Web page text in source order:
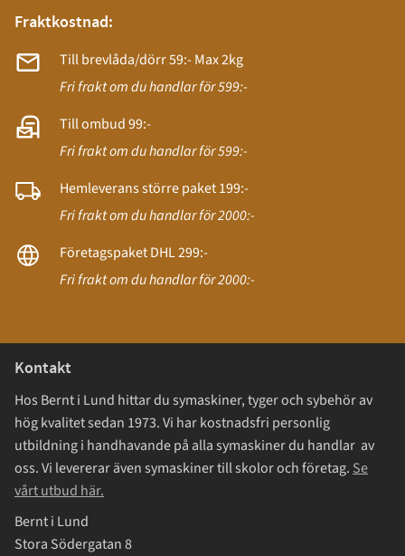
Fraktkostnad:
Till brevlåda/dörr 59:- Max 2kg
Fri frakt om du handlar för 599:-
Till ombud 99:-
Fri frakt om du handlar för 599:-
Hemleverans större paket 199:-
Fri frakt om du handlar för 2000:-
Företagspaket DHL 299:-
Fri frakt om du handlar för 2000:-
Kontakt
Hos Bernt i Lund hittar du symaskiner, tyger och sybehör av
hög kvalitet sedan 1973. Vi har kostnadsfri personlig
utbildning i handhavande på alla symaskiner du handlar av
oss. Vi levererar även symaskiner till skolor och företag. Se
vårt utbud här.
Bernt i Lund
Stora Södergatan 8